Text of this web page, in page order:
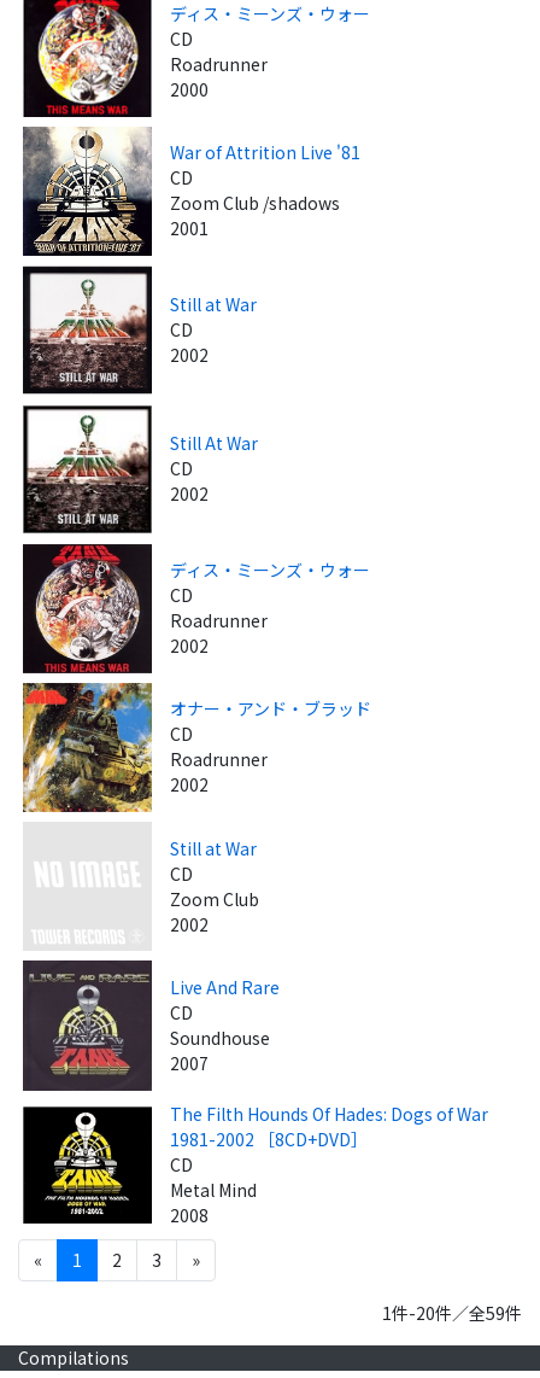
ディス・ミーンズ・ウォー
CD
Roadrunner
2000
War of Attrition Live '81
CD
Zoom Club /shadows
2001
Still at War
CD
2002
Still At War
CD
2002
ディス・ミーンズ・ウォー
CD
Roadrunner
2002
オナー・アンド・ブラッド
CD
Roadrunner
2002
Still at War
CD
Zoom Club
2002
Live And Rare
CD
Soundhouse
2007
The Filth Hounds Of Hades: Dogs of War
1981-2002 ［8CD+DVD］
CD
Metal Mind
2008
«
1 2 3 »
1件-20件／全59件
Compilations